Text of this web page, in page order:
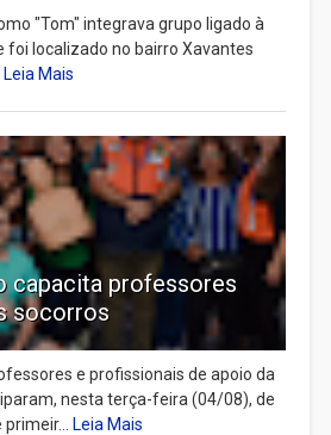
"Tom" integrava grupo ligado à
foi localizado no bairro Xavantes
Leia Mais
capacita professores
socorros
e profissionais de apoio da
nesta terça-feira (04/08), de
Leia Mais